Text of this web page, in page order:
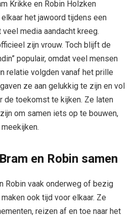
Krikke en Robin Holzken
het jawoord tijdens een
media aandacht kreeg.
zijn vrouw. Toch blijft de
populair, omdat veel mensen
relatie volgden vanaf het prille
ze aan gelukkig te zijn en vol
de toekomst te kijken. Ze laten
om samen iets op te bouwen,
en Robin samen
Robin vaak onderweg of bezig
ook tijd voor elkaar. Ze
reizen af en toe naar het